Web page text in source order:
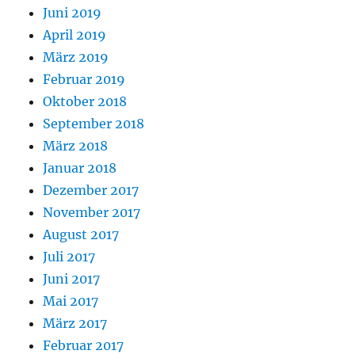
Juni 2019
April 2019
März 2019
Februar 2019
Oktober 2018
September 2018
März 2018
Januar 2018
Dezember 2017
November 2017
August 2017
Juli 2017
Juni 2017
Mai 2017
März 2017
Februar 2017